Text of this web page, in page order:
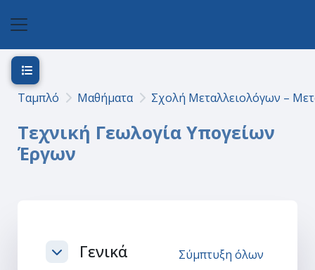
Ταμπλό Μαθήματα Σχολή Μεταλλειολόγων –
Τεχνική Γεωλογία Υπογείων
Έργων
Άνοιγμα ευρετηρίου μαθήματος
Section outline
ΣύμπτυξηΓενικά Σύμπτυξη όλων